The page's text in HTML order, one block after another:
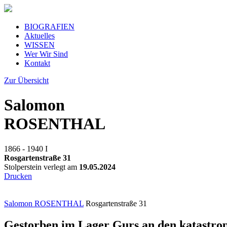
BIOGRAFIEN
Aktuelles
WISSEN
Wer Wir Sind
Kontakt
Zur Übersicht
Salomon
ROSENTHAL
1866 - 1940 I
Rosgartenstraße 31
Stolperstein verlegt am 19.05.2024
Drucken
Salomon ROSENTHAL Rosgartenstraße 31